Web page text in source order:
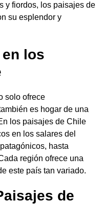
y fiordos, los paisajes de
su esplendor y
los
solo ofrece
es hogar de una
los paisajes de Chile
en los salares del
hasta
región ofrece una
este país tan variado.
de